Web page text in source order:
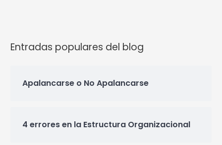
Entradas populares del blog
Apalancarse o No Apalancarse
4 errores en la Estructura Organizacional